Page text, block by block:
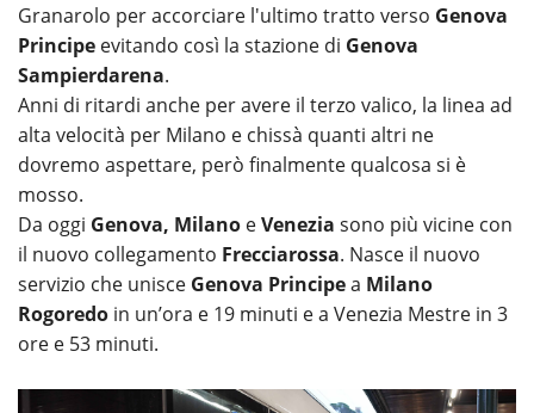
Granarolo per accorciare l'ultimo tratto verso Genova
Principe evitando così la stazione di Genova
Sampierdarena.
Anni di ritardi anche per avere il terzo valico, la linea ad
alta velocità per Milano e chissà quanti altri ne
dovremo aspettare, però finalmente qualcosa si è
mosso.
Da oggi Genova, Milano eVenezia sono più vicine con
il nuovo collegamento Frecciarossa. Nasce il nuovo
servizio che unisce Genova Principea Milano
Rogoredo in un’ora e 19 minuti e a Venezia Mestre in 3
ore e 53 minuti.